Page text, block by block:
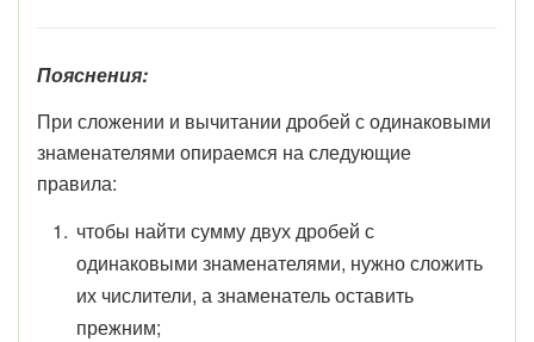
Пояснения:
При сложении и вычитании дробей с одинаковыми
знаменателями опираемся на следующие
правила:
чтобы найти сумму двух дробей с
одинаковыми знаменателями, нужно сложить
их числители, а знаменатель оставить
прежним;